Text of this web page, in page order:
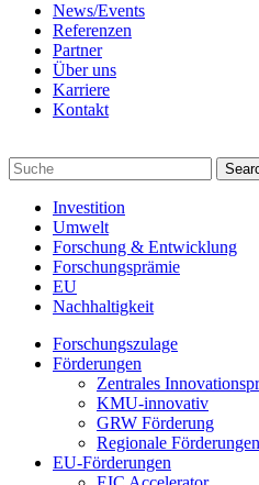
News/Events
Referenzen
Partner
Über uns
Karriere
Kontakt
Investition
Umwelt
Forschung & Entwicklung
Forschungsprämie
EU
Nachhaltigkeit
Forschungszulage
Förderungen
Zentrales
KMU-innovativ
GRW Förderung
Regionale Förderungen
EU-Förderungen